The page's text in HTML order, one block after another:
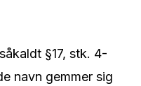
§17, stk. 4-
navn gemmer sig